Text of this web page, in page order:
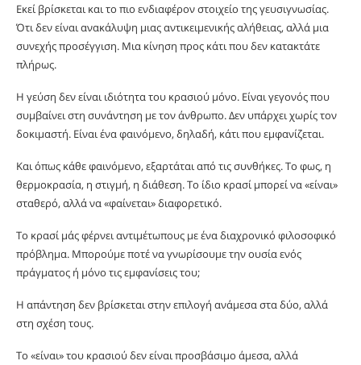
Εκεί βρίσκεται και το πιο ενδιαφέρον στοιχείο της γευσιγνωσίας.
Ότι δεν είναι ανακάλυψη μιας αντικειμενικής αλήθειας, αλλά μια
συνεχής προσέγγιση. Μια κίνηση προς κάτι που δεν κατακτάτε
πλήρως.
Η γεύση δεν είναι ιδιότητα του κρασιού μόνο. Είναι γεγονός που
συμβαίνει στη συνάντηση με τον άνθρωπο. Δεν υπάρχει χωρίς τον
δοκιμαστή. Είναι ένα φαινόμενο, δηλαδή, κάτι που εμφανίζεται.
Και όπως κάθε φαινόμενο, εξαρτάται από τις συνθήκες. Το φως, η
θερμοκρασία, η στιγμή, η διάθεση. Το ίδιο κρασί μπορεί να «είναι»
σταθερό, αλλά να «φαίνεται» διαφορετικό.
Το κρασί μάς φέρνει αντιμέτωπους με ένα διαχρονικό φιλοσοφικό
πρόβλημα. Μπορούμε ποτέ να γνωρίσουμε την ουσία ενός
πράγματος ή μόνο τις εμφανίσεις του;
Η απάντηση δεν βρίσκεται στην επιλογή ανάμεσα στα δύο, αλλά
στη σχέση τους.
Το «είναι» του κρασιού δεν είναι προσβάσιμο άμεσα, αλλά